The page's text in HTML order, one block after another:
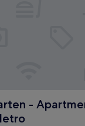
-
Apartments near